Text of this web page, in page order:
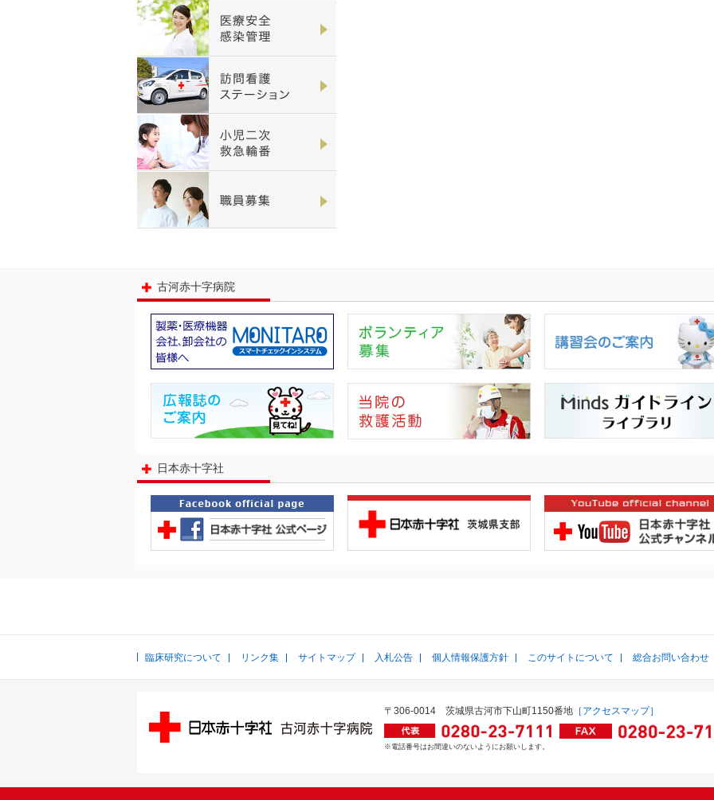
古河赤十字病院
日本赤十字社
臨床研究について リンク集 サイトマップ 入札公告 個人情報保護方針 このサイトについて 総合お問い合わせ
〒306-0014 茨城県古河市下山町1150番地 ［アクセスマップ］
※電話番号はお間違いのないようにお願いします。